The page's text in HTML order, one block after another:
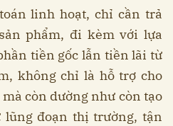
linh hoạt, chỉ cần trả
phẩm, đi kèm với lựa
tiền gốc lẫn tiền lãi từ
không chỉ là hỗ trợ cho
còn dường như còn tạo
lũng đoạn thị trường, tận